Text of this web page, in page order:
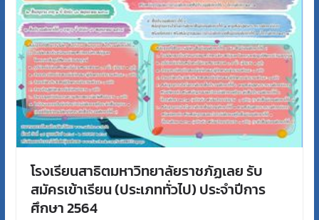
โรงเรียนสาธิตมหาวิทยาลัยราชภัฏเลย รับ
สมัครเข้าเรียน (ประเภททั่วไป) ประจำปีการ
ศึกษา 2564